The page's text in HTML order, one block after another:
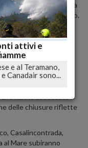
invece, vedrà una
fino a sabato 27 luglio.
due punti di
coperto del
e l'altro all'interno del
08:00 alle 21:00.
a causa del
e dell’aumento dei
hanno abbassato i
delle chiusure riflette
Casalincontrada,
al Mare subiranno
attivi e
e al Teramano,
Canadair sono...